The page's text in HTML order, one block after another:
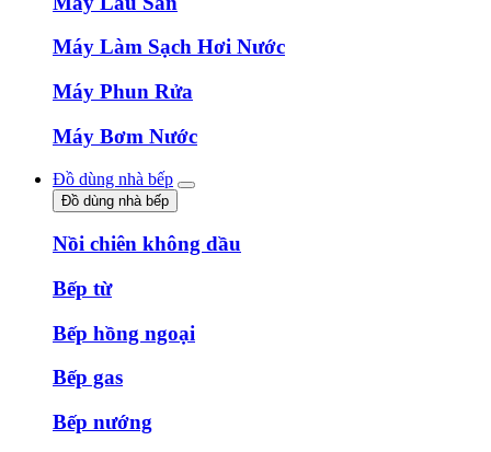
Máy Làm Sạch Hơi Nước
Máy Phun Rửa
Máy Bơm Nước
Đồ dùng nhà bếp
Đồ dùng nhà bếp
Nồi chiên không dầu
Bếp từ
Bếp hồng ngoại
Bếp gas
Bếp nướng